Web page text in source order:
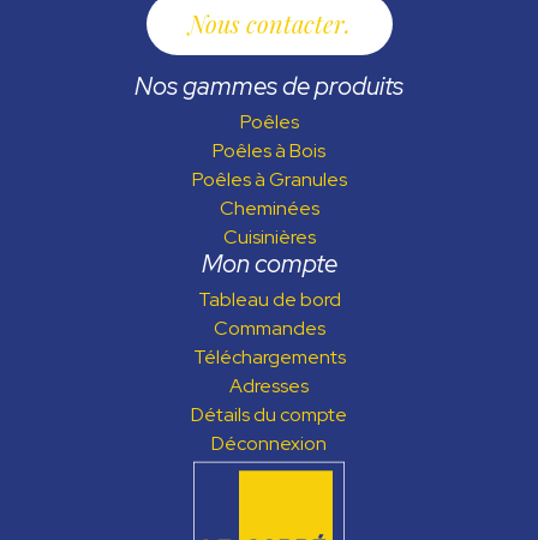
Nous contacter
Nos gammes de produits
Poêles
Poêles à Bois
Poêles à Granules
Cheminées
Cuisinières
Mon compte
Tableau de bord
Commandes
Téléchargements
Adresses
Détails du compte
Déconnexion